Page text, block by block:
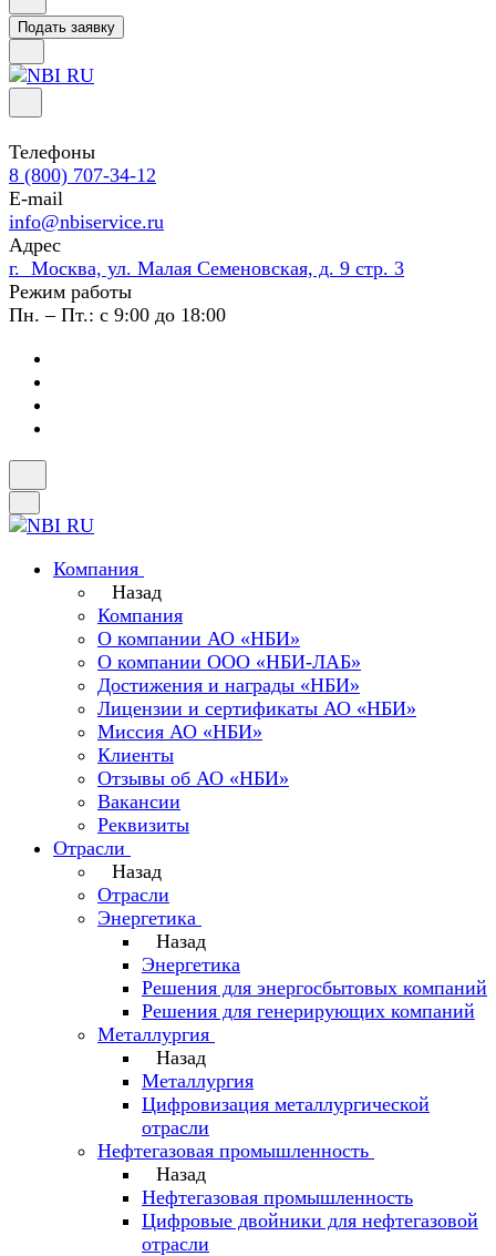
Подать заявку
Телефоны
8 (800) 707-34-12
E-mail
info@nbiservice.ru
Адрес
г. Москва, ул. Малая Семеновская, д. 9 стр. 3
Режим работы
Пн. – Пт.: с 9:00 до 18:00
Компания
Назад
Компания
О компании АО «НБИ»
О компании ООО «НБИ-ЛАБ»
Достижения и награды «НБИ»
Лицензии и сертификаты АО «НБИ»
Миссия АО «НБИ»
Клиенты
Отзывы об АО «НБИ»
Вакансии
Реквизиты
Отрасли
Назад
Отрасли
Энергетика
Назад
Энергетика
Решения для энергосбытовых компаний
Решения для генерирующих компаний
Металлургия
Назад
Металлургия
Цифровизация металлургической
отрасли
Нефтегазовая промышленность
Назад
Нефтегазовая промышленность
Цифровые двойники для нефтегазовой
отрасли